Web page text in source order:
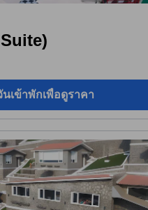
นเข้าพักเพื่อดูราคา